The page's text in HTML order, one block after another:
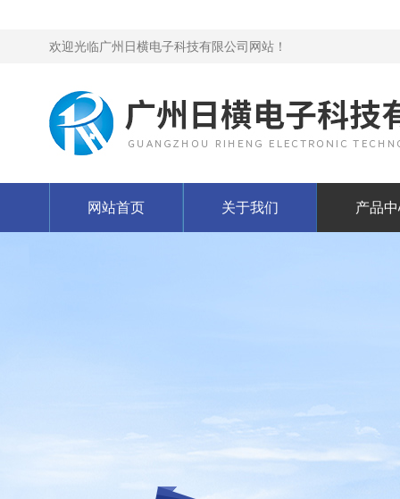
欢迎光临广州日横电子科技有限公司网站！
网站首页 关于我们 产品